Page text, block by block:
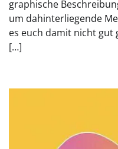
graphische
um dahinterliegende
es euch damit nicht gut
[…]